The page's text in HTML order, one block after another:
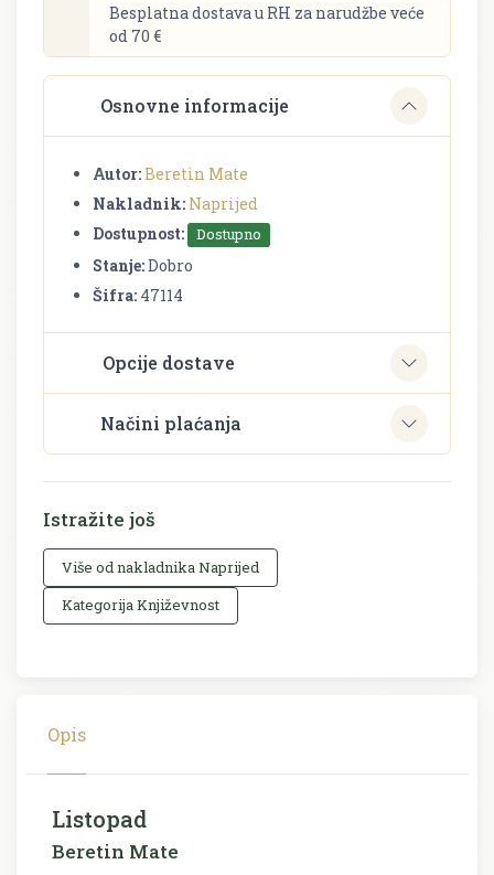
Besplatna dostava u RH za narudžbe veće
od 70 €
Osnovne informacije
Autor:Beretin Mate
Nakladnik: Naprijed
Dostupnost:
Dostupno
Stanje:Dobro
Šifra: 47114
Opcije dostave
Načini plaćanja
Istražite još
Više od nakladnika Naprijed
Kategorija Književnost
Opis
Listopad
Beretin Mate